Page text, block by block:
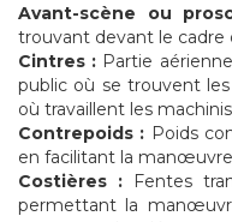
Avant-scène ou
trouvant devant le cadre
Cintres : Partie
public où se trouvent
où travaillent les
Contrepoids : Poids
en facilitant la
Costières : Fentes
permettant la